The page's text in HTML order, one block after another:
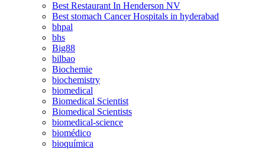
Best Restaurant In Henderson NV
Best stomach Cancer Hospitals in hyderabad
bhpal
bhs
Big88
bilbao
Biochemie
biochemistry
biomedical
Biomedical Scientist
Biomedical Scientists
biomedical-science
biomédico
bioquímica